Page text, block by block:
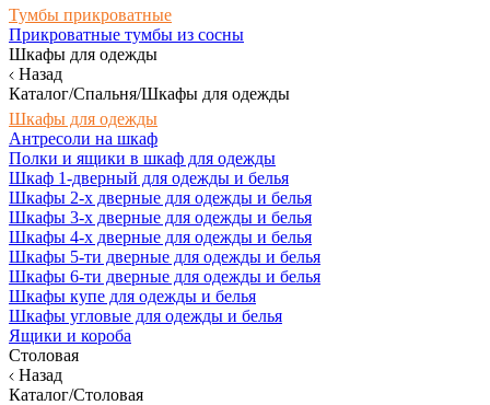
Тумбы прикроватные
Прикроватные тумбы из сосны
Шкафы для одежды
Назад
Каталог/Спальня/Шкафы для одежды
Шкафы для одежды
Антресоли на шкаф
Полки и ящики в шкаф для одежды
Шкаф 1-дверный для одежды и белья
Шкафы 2-х дверные для одежды и белья
Шкафы 3-х дверные для одежды и белья
Шкафы 4-х дверные для одежды и белья
Шкафы 5-ти дверные для одежды и белья
Шкафы 6-ти дверные для одежды и белья
Шкафы купе для одежды и белья
Шкафы угловые для одежды и белья
Ящики и короба
Столовая
Назад
Каталог/Столовая